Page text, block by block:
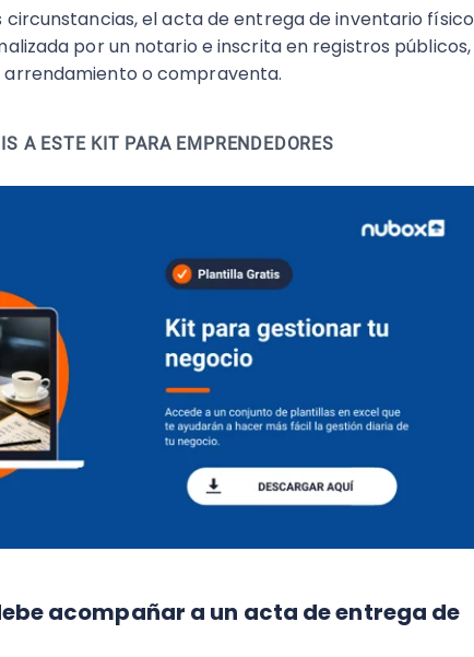
circunstancias, el acta de entrega de inventario físico
por un notario e inscrita en registros públicos,
o compraventa.
A ESTE KIT PARA EMPRENDEDORES
acompañar a un acta de entrega de